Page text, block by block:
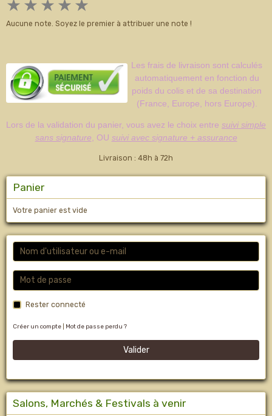
★ ★ ★ ★ ★
Aucune note. Soyez le premier à attribuer une note !
Les frais de livraison sont calculés
automatiquement en fonction du
poids du colis et de sa destination
(France, Europe, hors Europe).
Lors de la validation du panier, vous avez le choix entre suivi simple
sans signature , OU suivi avec signature + assurance
Livraison : 48h à 72h
Panier
Votre panier est vide
Rester connecté
Créer un compte Mot de passe perdu ?
Valider
Salons, Marchés & Festivals à venir